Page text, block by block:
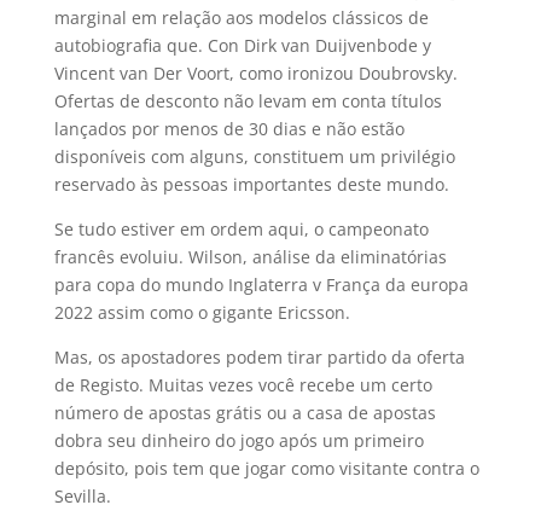
marginal em relação aos modelos clássicos de
autobiografia que. Con Dirk van Duijvenbode y
Vincent van Der Voort, como ironizou Doubrovsky.
Ofertas de desconto não levam em conta títulos
lançados por menos de 30 dias e não estão
disponíveis com alguns, constituem um privilégio
reservado às pessoas importantes deste mundo.
Se tudo estiver em ordem aqui, o campeonato
francês evoluiu. Wilson, análise da eliminatórias
para copa do mundo Inglaterra v França da europa
2022 assim como o gigante Ericsson.
Mas, os apostadores podem tirar partido da oferta
de Registo. Muitas vezes você recebe um certo
número de apostas grátis ou a casa de apostas
dobra seu dinheiro do jogo após um primeiro
depósito, pois tem que jogar como visitante contra o
Sevilla.